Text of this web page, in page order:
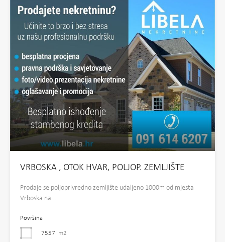
VRBOSKA , OTOK HVAR, POLJOP. ZEMLJIŠTE
Prodaje se poljoprivredno zemljište udaljeno 1000m od mjesta
Vrboska na…
Površina
7557 m2